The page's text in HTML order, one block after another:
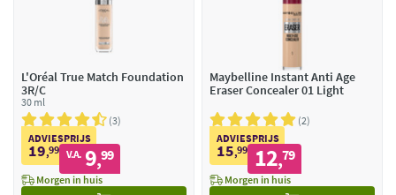
L'Oréal True Match Foundation
3R/C
30 ml
3
ADVIESPRIJS
19,99 V.A. 9,99
Morgen in huis
Maybelline Instant Anti Age
Eraser Concealer 01 Light
2
ADVIESPRIJS
15,99 12,79
Morgen in huis